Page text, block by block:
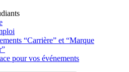
“Carrière” et “Marque
pour vos événements